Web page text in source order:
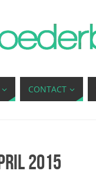
CONTACT
2015